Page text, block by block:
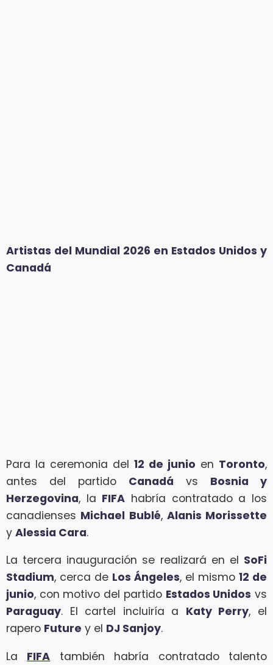
Artistas del Mundial 2026 en Estados Unidos y
Canadá
Para la ceremonia del 12 de junio en Toronto,
antes del partido Canadá vs Bosnia y
Herzegovina, la FIFA habría contratado a los
canadienses Michael Bublé, Alanis Morissette
y Alessia Cara.
La tercera inauguración se realizará en el SoFi
Stadium, cerca de Los Ángeles, el mismo 12 de
junio, con motivo del partido Estados Unidos vs
Paraguay. El cartel incluiría a Katy Perry, el
rapero Future y el DJ Sanjoy.
La FIFA también habría contratado talento